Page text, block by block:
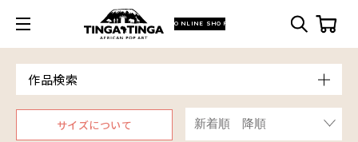
ONLINE SHOP
作品検索
Model
青空
サイズについて